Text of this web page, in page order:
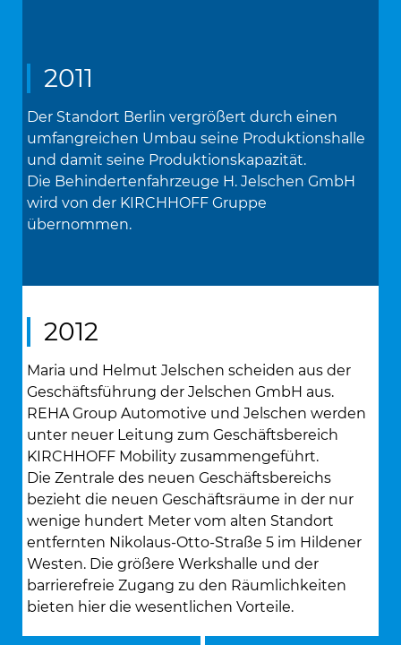
2011
Der Standort Berlin vergrößert durch einen
umfangreichen Umbau seine Produktionshalle
und damit seine Produktionskapazität.
Die Behindertenfahrzeuge H. Jelschen GmbH
wird von der KIRCHHOFF Gruppe
übernommen.
2012
Maria und Helmut Jelschen scheiden aus der
Geschäftsführung der Jelschen GmbH aus.
REHA Group Automotive und Jelschen werden
unter neuer Leitung zum Geschäftsbereich
KIRCHHOFF Mobility zusammengeführt.
Die Zentrale des neuen Geschäftsbereichs
bezieht die neuen Geschäftsräume in der nur
wenige hundert Meter vom alten Standort
entfernten Nikolaus-Otto-Straße 5 im Hildener
Westen. Die größere Werkshalle und der
barrierefreie Zugang zu den Räumlichkeiten
bieten hier die wesentlichen Vorteile.